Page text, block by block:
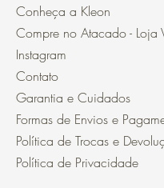
Conheça a Kleon
Compre no Atacado - Loja
Instagram
Contato
Garantia e Cuidados
Formas de Envios e
Política de Trocas e
Política de Privacidade